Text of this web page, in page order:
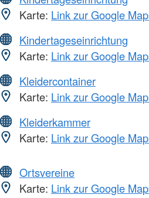
Karte: Link zur Google
Kindertageseinrichtung
Karte: Link zur Google
Kleidercontainer
Karte: Link zur Google
Kleiderkammer
Karte: Link zur Google
Ortsvereine
Karte: Link zur Google